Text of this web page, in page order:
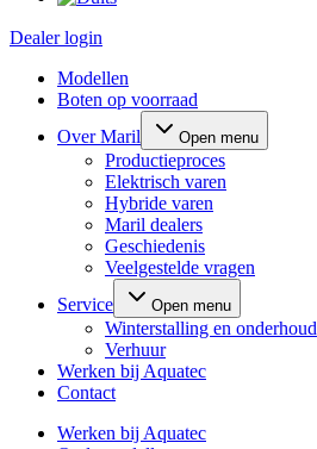
Dealer login
Modellen
Boten op voorraad
Over Maril
Open menu
Productieproces
Elektrisch varen
Hybride varen
Maril dealers
Geschiedenis
Veelgestelde vragen
Service
Open menu
Winterstalling en onderhoud
Verhuur
Werken bij Aquatec
Contact
Werken bij Aquatec